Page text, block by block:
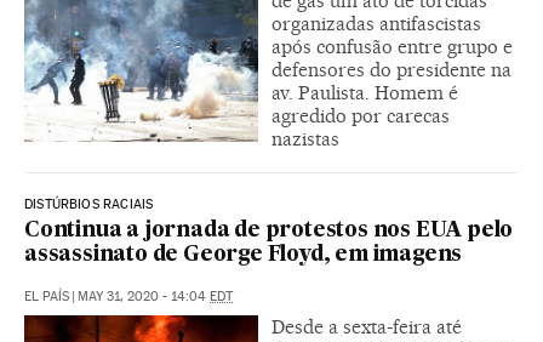
organizadas antifascistas
após confusão entre grupo e
defensores do presidente na
av. Paulista. Homem é
agredido por carecas
nazistas
DISTÚRBIOS RACIAIS
Continua a jornada de protestos nos EUA pelo
assassinato de George Floyd, em imagens
EL PAÍS | MAY 31, 2020 - 14:04 EDT
Desde a sexta-feira até